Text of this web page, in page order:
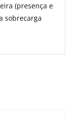
(presença e
sobrecarga